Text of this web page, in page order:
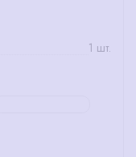
1 шт.